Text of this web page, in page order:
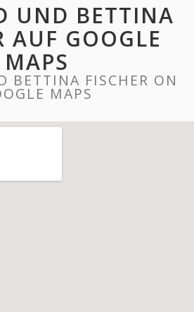
UND BETTINA
AUF GOOGLE
MAPS
BETTINA FISCHER ON
MAPS